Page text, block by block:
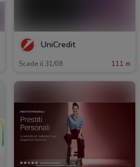
UniCredit
Scade il 31/08 111 m